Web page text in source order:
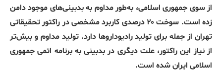
از سوی جمهوری اسلامی، به‌طور مداوم به بدبینی‌های موجود دامن
زده است.
سوخت ۲۰ درصدی کاربرد مشخصی در راکتور تحقیقاتی
تهران از جمله برای تولید رادیوداروها دارد.تولید مداوم و بیش‌تر
از نیاز این راکتور، علت دیگری در بدبینی به برنامه اتمی جمهوری
اسلامی ایران شده است.